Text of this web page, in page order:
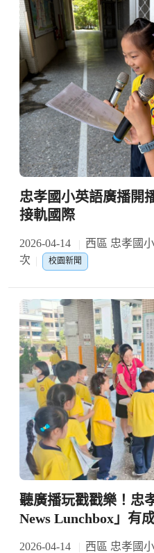
忠孝國小英語廣播開
接軌國際
2026-04-14 西區 忠孝國
次
校園新聞
聽廣播玩戳戳樂！忠
News Lunchbox」有
2026-04-14 西區 忠孝國